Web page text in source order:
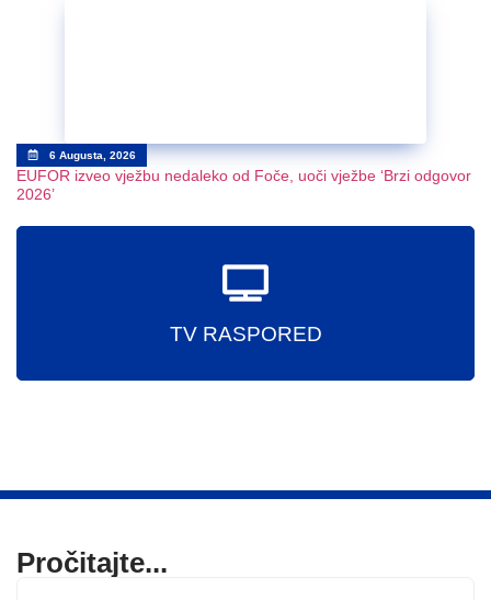
6 Augusta, 2026
EUFOR izveo vježbu nedaleko od Foče, uoči vježbe ‘Brzi odgovor
2026’
TV RASPORED
Pročitajte...